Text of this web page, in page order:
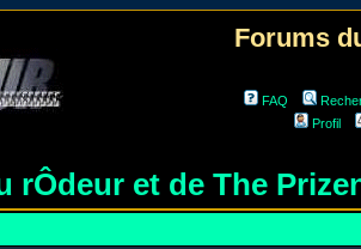
Forums
FAQ
Profil
rÔdeur et de The